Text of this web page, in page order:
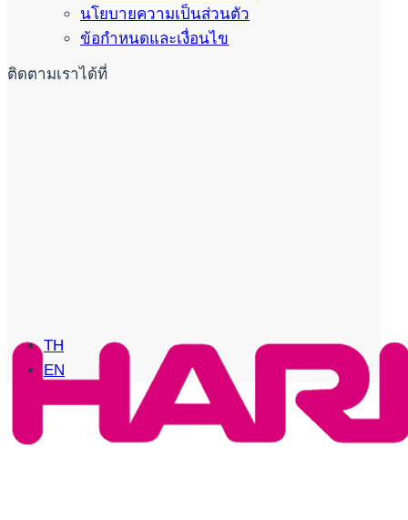
นโยบายความเป็นส่วนตัว
ข้อกำหนดและเงื่อนไข
ติดตามเราได้ที่
TH
EN